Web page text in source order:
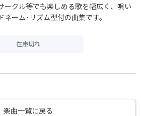
ークル等でも楽しめる歌を幅広く、唄い
ーム･リズム型付の曲集です。
在庫切れ
楽曲一覧に戻る